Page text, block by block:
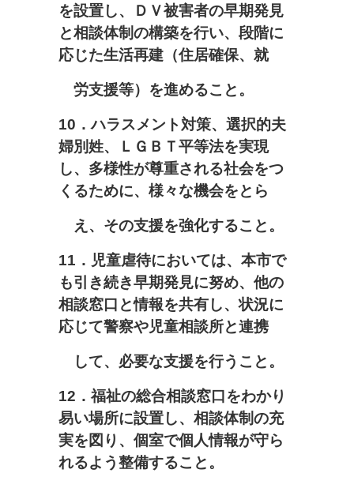
を設置し、ＤＶ被害者の早期発見
と相談体制の構築を行い、段階に
応じた生活再建（住居確保、就
労支援等）を進めること。
10 ．ハラスメント対策、選択的夫
婦別姓、ＬＧＢＴ平等法を実現
し、 多様性が尊重される社会をつ
くるために、様々な機会をとら
え、 その支援を強化すること。
11 ．児童虐待においては、本市で
も引き続き早期発見に努め、他の
相談窓口と情報を共有し、状況に
応じて警察や児童相談所と連携
して、必要な支援を行うこと。
12 ．福祉の総合相談窓口をわかり
易い場所に設置し、相談体制の充
実を図り、個室で個人情報が守ら
れるよう整備すること。